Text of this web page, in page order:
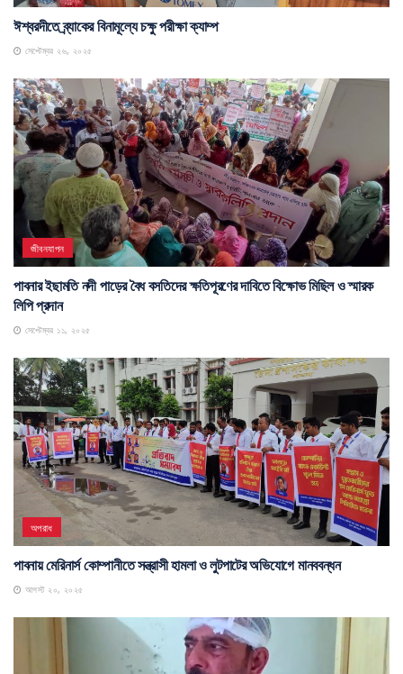
ঈশ্বরদীতে ব্র্যাকের বিনামূল্যে চক্ষু পরীক্ষা ক্যাম্প
সেপ্টেম্বর ২৬, ২০২৫
জীবনযাপন
পাবনার ইছামতি নদী পাড়ের বৈধ বসতিদের ক্ষতিপূরণের দাবিতে বিক্ষোভ মিছিল ও স্মারক
লিপি প্রদান
সেপ্টেম্বর ১১, ২০২৫
অপরাধ
পাবনায় মেরিনার্স কোম্পানীতে সন্ত্রাসী হামলা ও লুটপাটের অভিযোগে মানববন্ধন
আগস্ট ২০, ২০২৫